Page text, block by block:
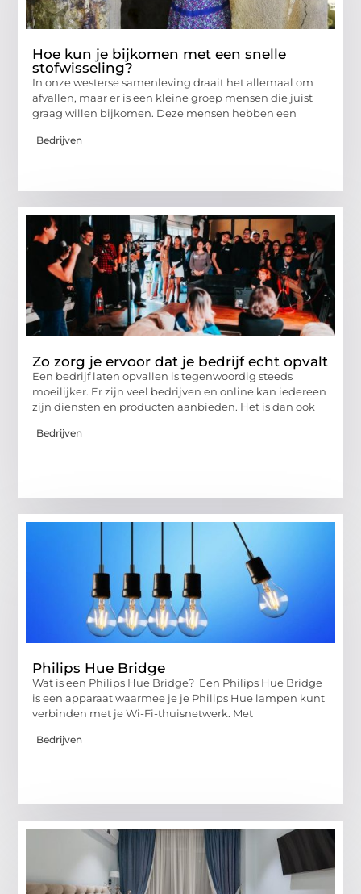
Hoe kun je bijkomen met een snelle
stofwisseling?
In onze westerse samenleving draait het allemaal om
afvallen, maar er is een kleine groep mensen die juist
graag willen bijkomen. Deze mensen hebben een
Bedrijven
Zo zorg je ervoor dat je bedrijf echt opvalt
Een bedrijf laten opvallen is tegenwoordig steeds
moeilijker. Er zijn veel bedrijven en online kan iedereen
zijn diensten en producten aanbieden. Het is dan ook
Bedrijven
Philips Hue Bridge
Wat is een Philips Hue Bridge? Een Philips Hue Bridge
is een apparaat waarmee je je Philips Hue lampen kunt
verbinden met je Wi-Fi-thuisnetwerk. Met
Bedrijven